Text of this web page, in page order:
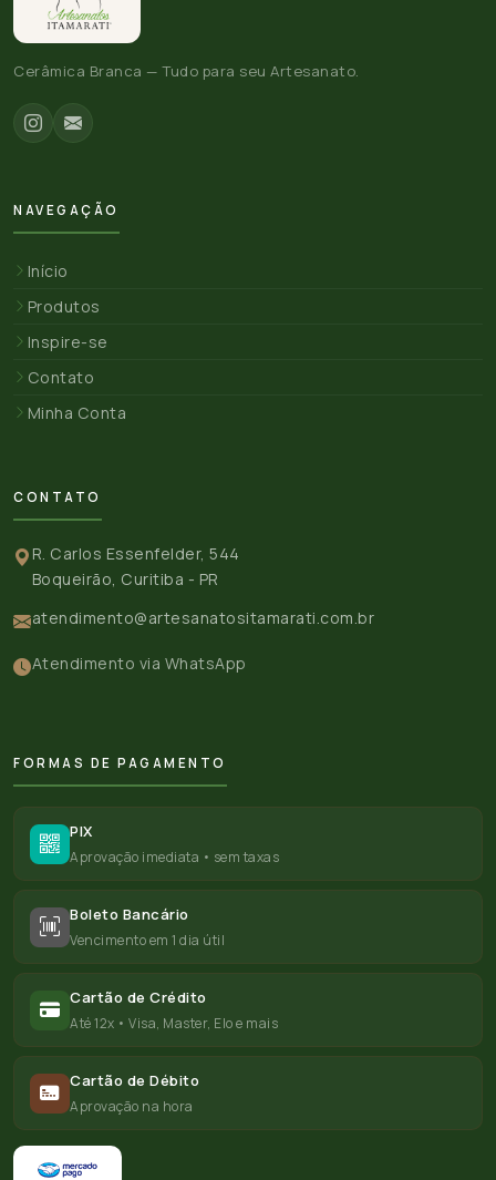
Cerâmica Branca — Tudo para seu Artesanato.
NAVEGAÇÃO
Início
Produtos
Inspire-se
Contato
Minha Conta
CONTATO
R. Carlos Essenfelder, 544
Boqueirão, Curitiba - PR
atendimento@artesanatositamarati.com.br
Atendimento via WhatsApp
FORMAS DE PAGAMENTO
PIX
Aprovação imediata • sem taxas
Boleto Bancário
Vencimento em 1 dia útil
Cartão de Crédito
Até 12x • Visa, Master, Elo e mais
Cartão de Débito
Aprovação na hora